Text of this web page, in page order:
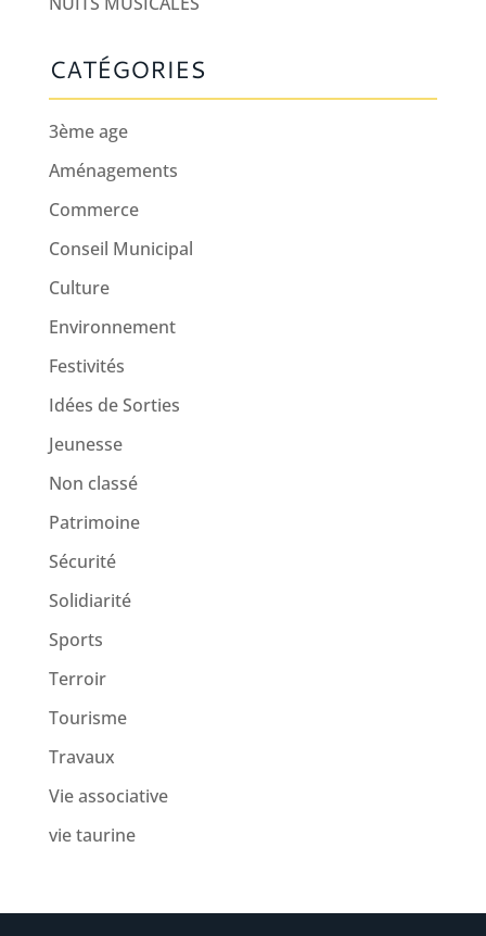
CATÉGORIES
3ème age
Aménagements
Commerce
Conseil Municipal
Culture
Environnement
Festivités
Idées de Sorties
Jeunesse
Non classé
Patrimoine
Sécurité
Solidiarité
Sports
Terroir
Tourisme
Travaux
Vie associative
vie taurine